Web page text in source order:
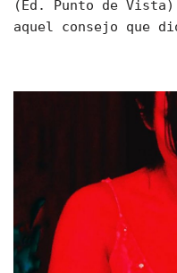
(Ed. Punto de
aquel consejo que